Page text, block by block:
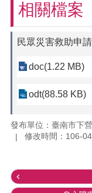
相關檔案
民眾災害救助申
doc(1.22 MB)
odt(88.58 KB)
發布單位：臺南市下
修改時間：106-